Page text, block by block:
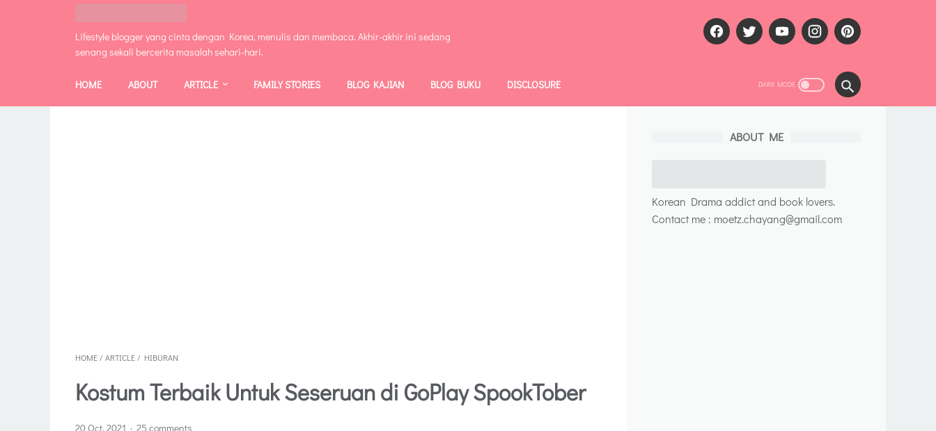
Lifestyle blogger yang cinta dengan Korea, menulis dan membaca. Akhir-akhir ini sedang
senang sekali bercerita masalah sehari-hari.
HOME ABOUT ARTICLE FAMILY STORIES BLOG KAJIAN BLOG BUKU DISCLOSURE
HOME / ARTICLE / HIBURAN
Kostum Terbaik Untuk Seseruan di GoPlay SpookTober
20 Oct, 2021 25 comments
ABOUT ME
Korean Drama addict and book lovers.
Contact me : moetz.chayang@gmail.com